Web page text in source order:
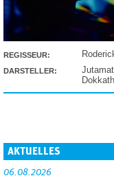
REGISSEUR:
DARSTELLER:
AKTUELLES
06.08.2026